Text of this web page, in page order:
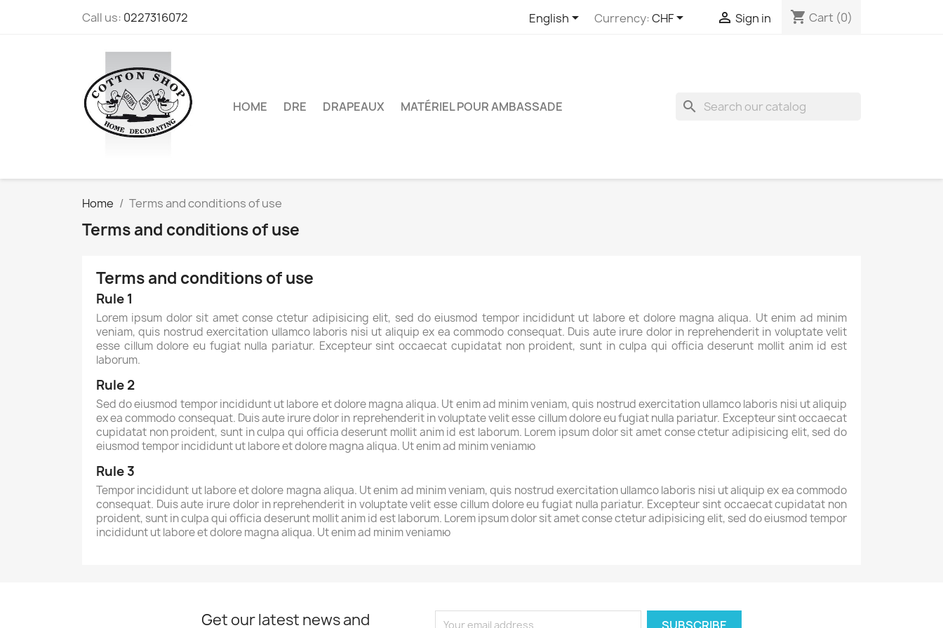
Call us: 0227316072 English Currency:CHF  Sign in shopping_cart Cart (0)
HOME DRE DRAPEAUX MATÉRIEL POUR AMBASSADE search
Home Terms and conditions of use
Terms and conditions of use
Terms and conditions of use
Rule 1
Lorem ipsum dolor sit amet conse ctetur adipisicing elit, sed do eiusmod tempor incididunt ut labore et dolore magna aliqua. Ut enim ad minim
veniam, quis nostrud exercitation ullamco laboris nisi ut aliquip ex ea commodo consequat. Duis aute irure dolor in reprehenderit in voluptate velit
esse cillum dolore eu fugiat nulla pariatur. Excepteur sint occaecat cupidatat non proident, sunt in culpa qui officia deserunt mollit anim id est
laborum.
Rule 2
Sed do eiusmod tempor incididunt ut labore et dolore magna aliqua. Ut enim ad minim veniam, quis nostrud exercitation ullamco laboris nisi ut aliquip
ex ea commodo consequat. Duis aute irure dolor in reprehenderit in voluptate velit esse cillum dolore eu fugiat nulla pariatur. Excepteur sint occaecat
cupidatat non proident, sunt in culpa qui officia deserunt mollit anim id est laborum. Lorem ipsum dolor sit amet conse ctetur adipisicing elit, sed do
eiusmod tempor incididunt ut labore et dolore magna aliqua. Ut enim ad minim veniamю
Rule 3
Tempor incididunt ut labore et dolore magna aliqua. Ut enim ad minim veniam, quis nostrud exercitation ullamco laboris nisi ut aliquip ex ea commodo
consequat. Duis aute irure dolor in reprehenderit in voluptate velit esse cillum dolore eu fugiat nulla pariatur. Excepteur sint occaecat cupidatat non
proident, sunt in culpa qui officia deserunt mollit anim id est laborum. Lorem ipsum dolor sit amet conse ctetur adipisicing elit, sed do eiusmod tempor
incididunt ut labore et dolore magna aliqua. Ut enim ad minim veniamю
Get our latest news and